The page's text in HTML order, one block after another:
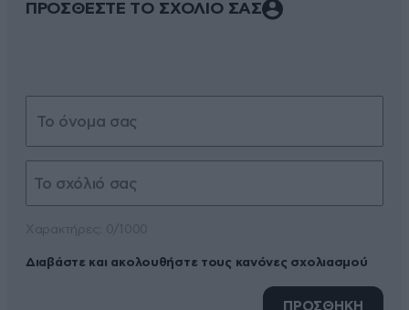
ΠΡΟΣΘΕΣΤΕ ΤΟ ΣΧΟΛΙΟ ΣΑΣ
Διαβάστε και ακολουθήστε τους κανόνες σχολιασμού
ΠΡΟΣΘΗΚΗ